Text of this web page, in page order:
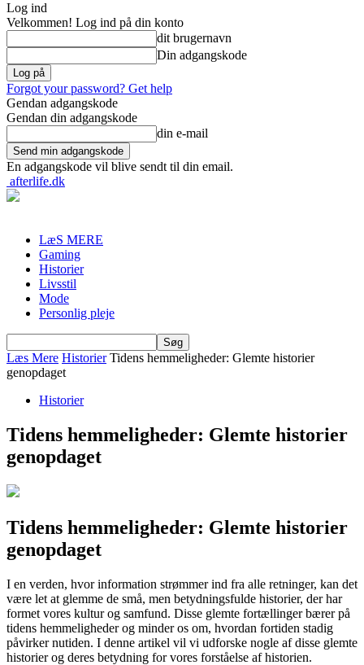
Log ind
Velkommen! Log ind på din konto
dit brugernavn
Din adgangskode
Forgot your password? Get help
Gendan adgangskode
Gendan din adgangskode
din e-mail
En adgangskode vil blive sendt til din email.
afterlife.dk
LæS MERE
Gaming
Historier
Livsstil
Mode
Personlig pleje
Læs Mere Historier Tidens hemmeligheder: Glemte historier
genopdaget
Historier
Tidens hemmeligheder: Glemte historier
genopdaget
Tidens hemmeligheder: Glemte historier
genopdaget
I en verden, hvor information strømmer ind fra alle retninger, kan det
være let at glemme de små, men betydningsfulde historier, der har
formet vores kultur og samfund. Disse glemte fortællinger bærer på
tidens hemmeligheder og minder os om, hvordan fortiden stadig
påvirker nutiden. I denne artikel vil vi udforske nogle af disse glemte
historier og deres betydning for vores forståelse af historien.